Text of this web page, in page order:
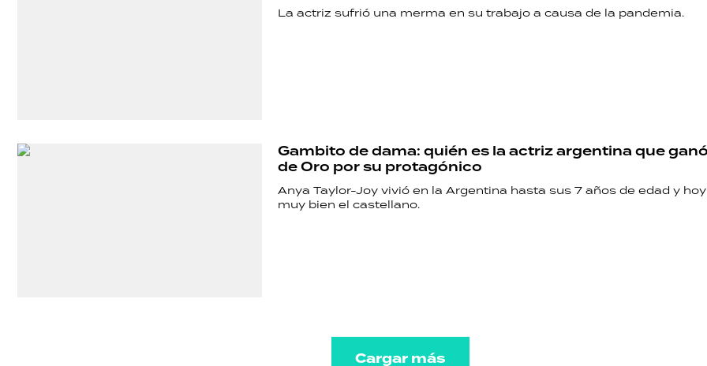
La actriz sufrió una merma en su trabajo a causa de la pandemia.
Gambito de dama: quién es la actriz argentina que
de Oro por su protagónico
Anya Taylor-Joy vivió en la Argentina hasta sus 7 años de edad y
muy bien el castellano.
Cargar más